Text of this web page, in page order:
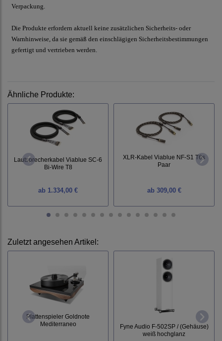
Verpackung.
Die Produkte erfordern aktuell keine zusätzlichen Sicherheits- oder
Warnhinweise, da sie gemäß den einschlägigen Sicherheitsbestimmungen
gefertigt und vertrieben werden.
Ähnliche Produkte:
Lautsprecherkabel Viablue SC-6
Bi-Wire T8
ab 1.334,00 €
XLR-Kabel Viablue NF-S1 T6s
Paar
ab309,00 €
Zuletzt angesehen Artikel:
Plattenspieler Goldnote
Mediterraneo
Fyne Audio F-502SP / (Gehäuse)
weiß hochglanz